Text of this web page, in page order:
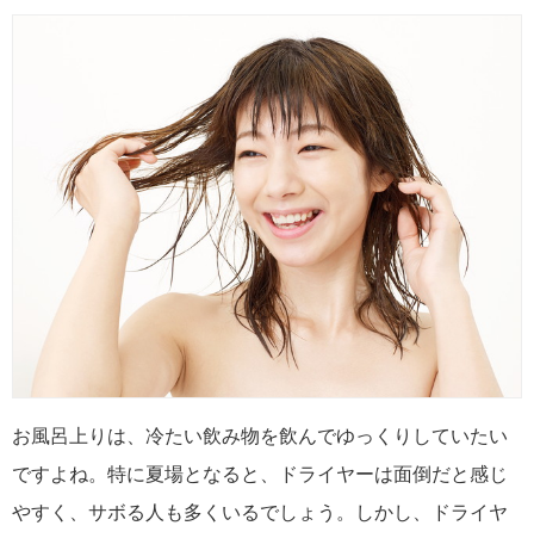
お風呂上りは、冷たい飲み物を飲んでゆっくりしていたい
ですよね。特に夏場となると、ドライヤーは面倒だと感じ
やすく、サボる人も多くいるでしょう。しかし、ドライヤ